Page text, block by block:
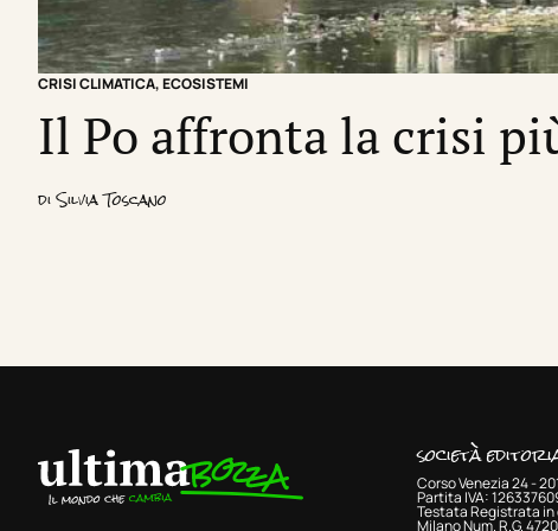
CRISI CLIMATICA,ECOSISTEMI
Il Po affronta la crisi
diSilvia Toscano
società
Corso Venezia 24 -
Partita IVA:
Testata Registrata in
Milano Num. R.G.